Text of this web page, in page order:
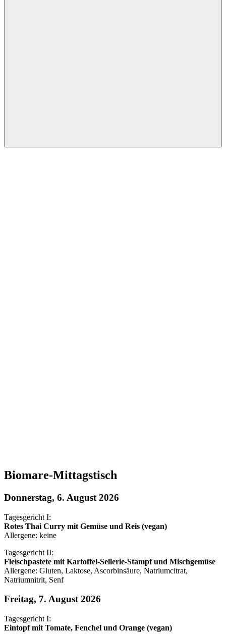
Biomare-Mittagstisch
Donnerstag, 6. August 2026
Tagesgericht I:
Rotes Thai Curry mit Gemüse und Reis (vegan)
Allergene: keine
Tagesgericht II:
Fleischpastete mit Kartoffel-Sellerie-Stampf und Mischgemüse
Allergene: Gluten, Laktose, Ascorbinsäure, Natriumcitrat,
Natriumnitrit, Senf
Freitag, 7. August 2026
Tagesgericht I:
Eintopf mit Tomate, Fenchel und Orange (vegan)